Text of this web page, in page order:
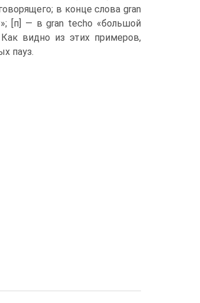
в конце слова gran
[п] — в gran techo «большой
видно из этих примеров,
пауз.